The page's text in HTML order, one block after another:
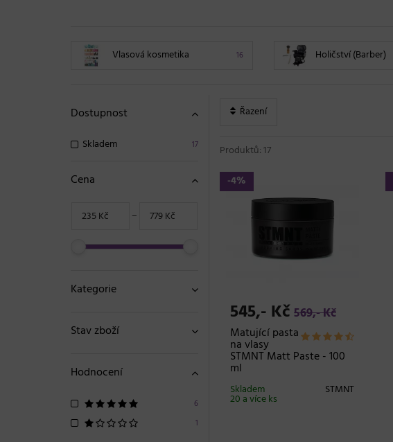
16
Vlasová kosmetika Holičství (Barber)
Dostupnost
17
Skladem
Cena
−
Kategorie
Stav zboží
Hodnocení
6
1
Řazení
Produktů: 17
-4%
545,- Kč 569,- Kč
Matující pasta
na vlasy
STMNT Matt Paste - 100
ml
STMNT
Skladem
20 a více ks